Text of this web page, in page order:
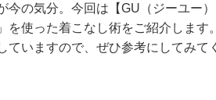
今の気分。今回は【GU（ジーユー
を使った着こなし術をご紹介しま
ていますので、ぜひ参考にしてみて